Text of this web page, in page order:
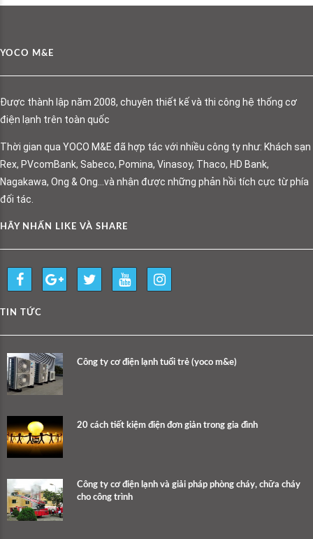
YOCO M&E
Được thành lập năm 2008, chuyên thiết kế và thi công hệ thống cơ
điện lạnh trên toàn quốc
Thời gian qua YOCO M&E đã hợp tác với nhiều công ty như: Khách sạn
Rex, PVcomBank, Sabeco, Pomina, Vinasoy, Thaco, HD Bank,
Nagakawa, Ong & Ong…và nhận được những phản hồi tích cực từ phía
đối tác.
HÃY NHẤN LIKE VÀ SHARE
TIN TỨC
Công ty cơ điện lạnh tuổi trẻ (yoco m&e)
20 cách tiết kiệm điện đơn giản trong gia đình
Công ty cơ điện lạnh và giải pháp phòng cháy, chữa cháy
cho công trình